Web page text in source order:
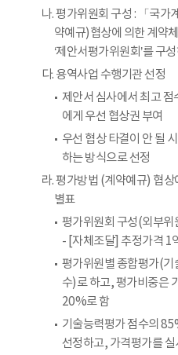
나. 평가위원회 구성 : 「국가
약예규)협상에 의한 계약
‘제안서평가위원회’를 구
다. 용역사업 수행기관 선정
제안서 심사에서 최고
에게 우선 협상권 부여
우선 협상 타결이 안 될
하는 방식으로 선정
라. 평가방법 (계약예규) 협
별표
평가위원회 구성(외부위
- [자체조달] 추정가격 1
평가위원별 종합평가(
수)로 하고, 평가비중은
20%로 함
기술능력평가 점수의
선정하고, 가격평가를